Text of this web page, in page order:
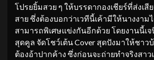
โปรยยิ้มสวย ๆ ให้บรรดากองเชียร์ที่ส่งเสี
สาย ซึ่งต้องบอกว่าเวทีนี้เค้ามีให้นางงาม
สามารถพิเศษแข่งกันอีกด้วย โดยงานนี้เจ
สุดคูล จัดโชว์เต้น Cover สุดปังมาให้ชาว
ต้องอ้าปากค้าง ซึ่งก่อนจะถ่ายทำจริงสา